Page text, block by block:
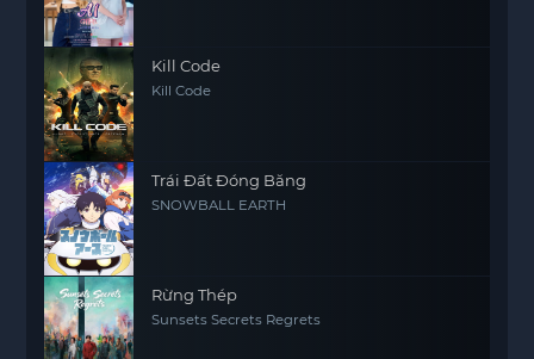
Kill Code
Kill Code
Trái Đất Đóng Băng
SNOWBALL EARTH
Rừng Thép
Sunsets Secrets Regrets